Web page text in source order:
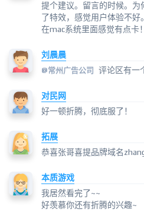
提个建议。留言的时候。为
了特效，感觉用户体验不好
在mac系统里面感觉有点卡！
刘晨晨
@常州广告公司 评论区有一
对民网
好一顿折腾，彻底服了！
拓展
恭喜张哥喜提品牌域名
本质游戏
我居然看完了~~
好羡慕你还有折腾的兴趣~